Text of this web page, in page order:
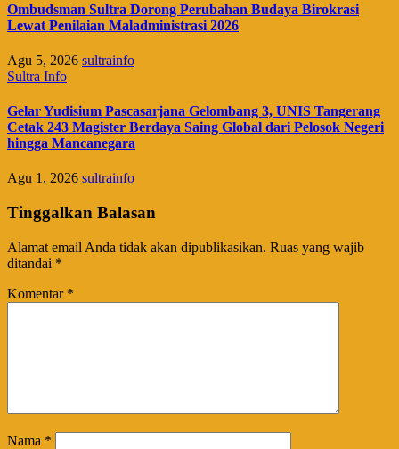
Ombudsman Sultra Dorong Perubahan Budaya Birokrasi
Lewat Penilaian Maladministrasi 2026
Agu 5, 2026 sultrainfo
Sultra Info
Gelar Yudisium Pascasarjana Gelombang 3, UNIS Tangerang
Cetak 243 Magister Berdaya Saing Global dari Pelosok Negeri
hingga Mancanegara
Agu 1, 2026 sultrainfo
Tinggalkan Balasan
Alamat email Anda tidak akan dipublikasikan. Ruas yang wajib
ditandai *
Komentar *
Nama *